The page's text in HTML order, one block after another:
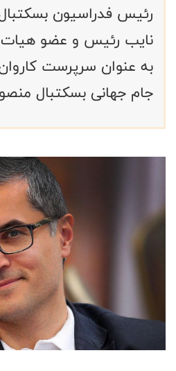
رئیس فدراسیون
نایب رئیس و عضو هیات
به عنوان سرپرست
جام جهانی بسکتبال